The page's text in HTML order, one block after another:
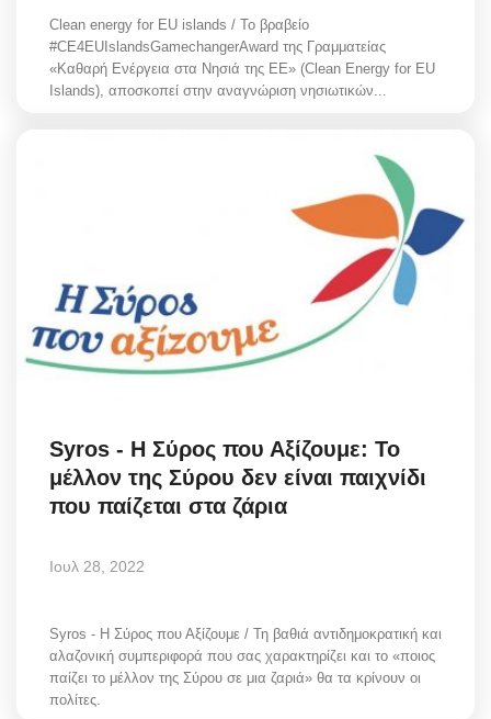
Mykonos
Mykonos Ticker TV
In Pictures
Science & Tech
Σεβασμιώτατος Δωρόθεος Β’
L’Art des Sens
All News
Clean energy for EU islands / Το βραβείο
#CE4EUIslandsGamechangerAward της Γραμματείας
«Καθαρή Ενέργεια στα Νησιά της ΕΕ» (Clean Energy for EU
Islands), αποσκοπεί στην αναγνώριση νησιωτικών...
Syros - Η Σύρος που Αξίζουμε: Το
μέλλον της Σύρου δεν είναι παιχνίδι
που παίζεται στα ζάρια
Ιουλ 28, 2022
Syros - Η Σύρος που Αξίζουμε / Τη βαθιά αντιδημοκρατική και
αλαζονική συμπεριφορά που σας χαρακτηρίζει και το «ποιος
παίζει το μέλλον της Σύρου σε μια ζαριά» θα τα κρίνουν οι
πολίτες.